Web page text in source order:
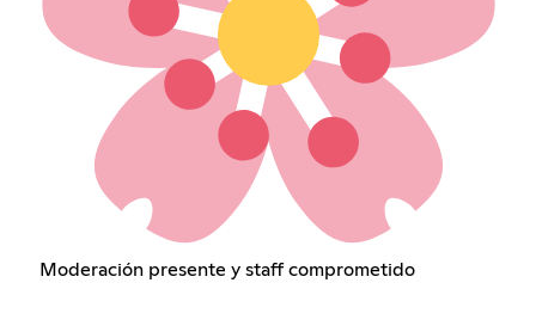
Moderación presente y staff comprometido